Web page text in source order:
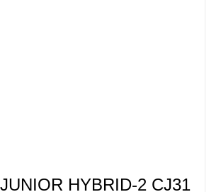
HYBRID-2 CJ31